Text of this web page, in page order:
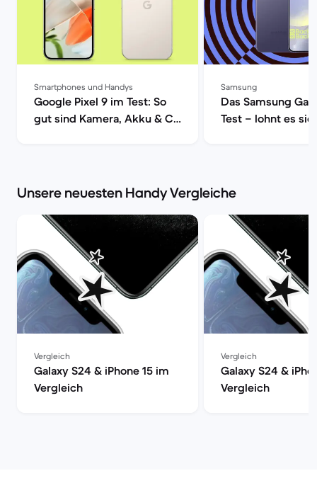
Smartphones und Handys
Google Pixel 9 im Test: So
gut sind Kamera, Akku & Co
Samsung
Das Samsung
Test – lohnt es
Unsere neuesten Handy Vergleiche
Vergleich
Galaxy S24 & iPhone 15 im
Vergleich
Vergleich
Galaxy S24 &
Vergleich